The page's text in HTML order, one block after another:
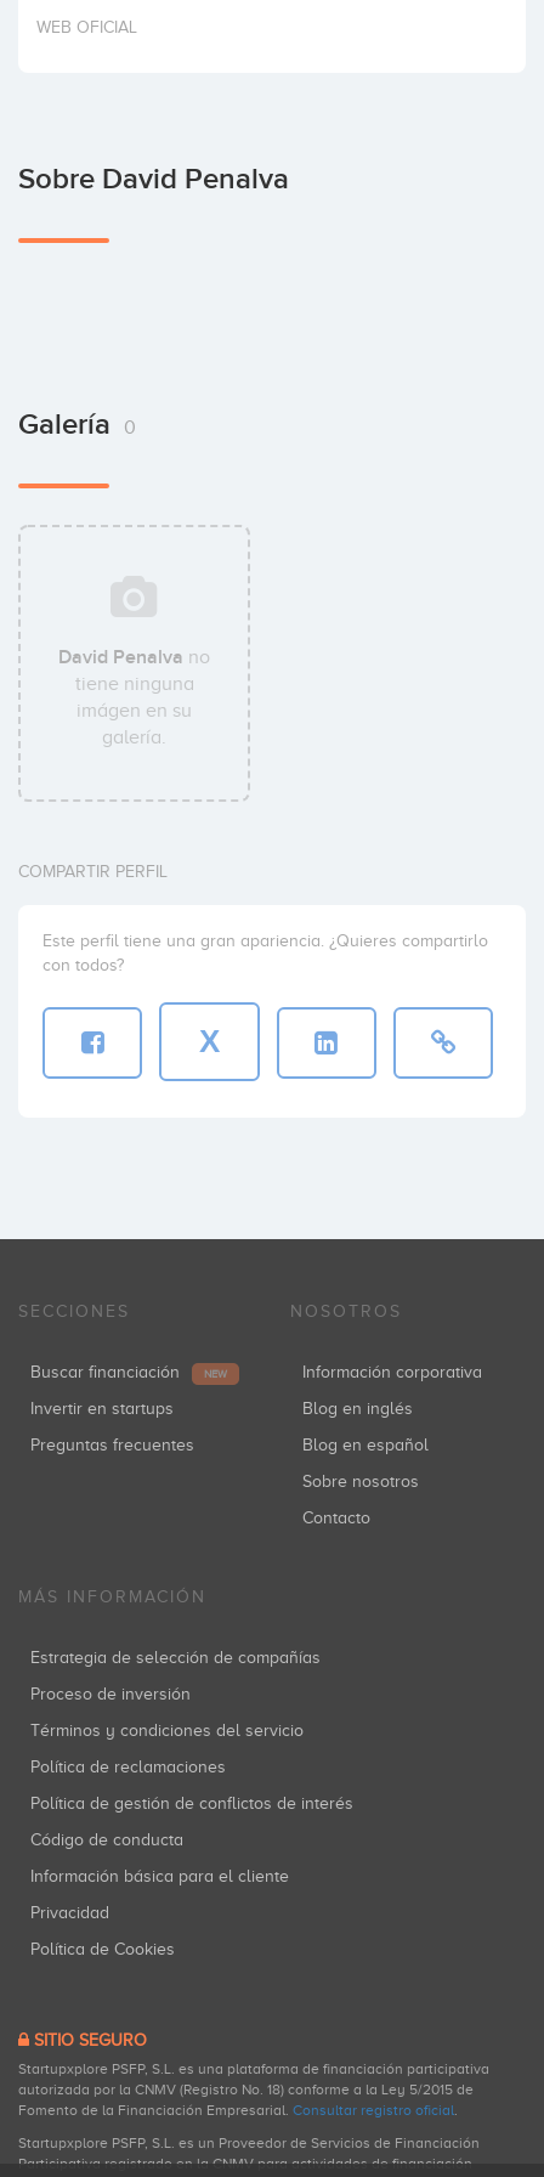
Invertir
WEB OFICIAL
Sobre David Penalva
Galería 0
David Penalva no
tiene ninguna
imágen en su
galería.
COMPARTIR PERFIL
Este perfil tiene una gran apariencia. ¿Quieres compartirlo
con todos?
X
SECCIONES
Buscar financiación NEW
Invertir en startups
Preguntas frecuentes
NOSOTROS
Información corporativa
Blog en inglés
Blog en español
Sobre nosotros
Contacto
MÁS INFORMACIÓN
Estrategia de selección de compañías
Proceso de inversión
Términos y condiciones del servicio
Política de reclamaciones
Política de gestión de conflictos de interés
Código de conducta
Información básica para el cliente
Privacidad
Política de Cookies
SITIO SEGURO
Startupxplore PSFP, S.L. es una plataforma de financiación participativa
autorizada por la CNMV (Registro No. 18) conforme a la Ley 5/2015 de
Fomento de la Financiación Empresarial. Consultar registro oficial.
Startupxplore PSFP, S.L. es un Proveedor de Servicios de Financiación
Participativa registrado en la CNMV para actividades de financiación